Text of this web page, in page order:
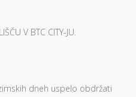
V BTC CITY-JU.
dneh uspelo obdržati